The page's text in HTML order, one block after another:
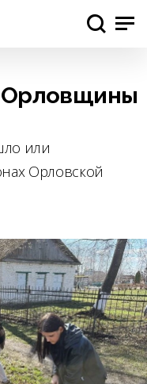
Орловщины
или
Орловской